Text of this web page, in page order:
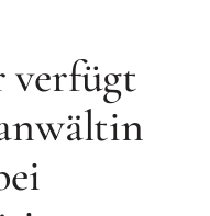
verfügt